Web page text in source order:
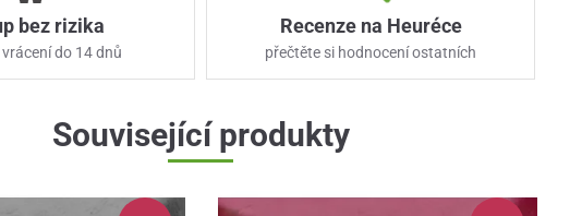
bez rizika
do 14 dnů
Recenze na Heuréce
přečtěte si hodnocení ostatních
Související produkty